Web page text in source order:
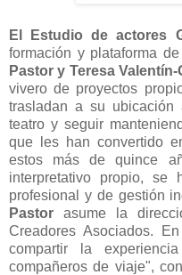
El Estudio de actores
formación y plataforma
Pastor y Teresa Valentín-
vivero de proyectos
trasladan a su
teatro y seguir
que les han convertido
estos más de quince
interpretativo propio, se
profesional y de gestión
Pastor asume la
Creadores Asociados.
compartir la
compañeros de viaje",